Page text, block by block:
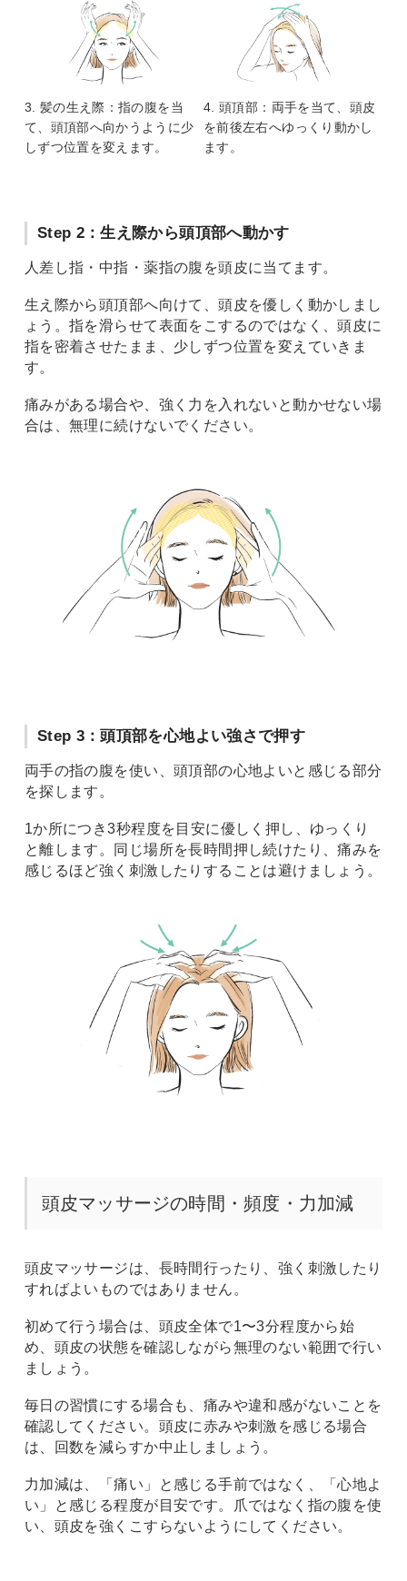
3. 髪の生え際：指の腹を当
て、頭頂部へ向かうように少
しずつ位置を変えます。
4. 頭頂部：両手を当て、頭皮
を前後左右へゆっくり動かし
ます。
Step 2：生え際から頭頂部へ動かす
人差し指・中指・薬指の腹を頭皮に当てます。
生え際から頭頂部へ向けて、頭皮を優しく動かしまし
ょう。指を滑らせて表面をこするのではなく、頭皮に
指を密着させたまま、少しずつ位置を変えていきま
す。
痛みがある場合や、強く力を入れないと動かせない場
合は、無理に続けないでください。
Step 3：頭頂部を心地よい強さで押す
両手の指の腹を使い、頭頂部の心地よいと感じる部分
を探します。
1か所につき3秒程度を目安に優しく押し、ゆっくり
と離します。同じ場所を長時間押し続けたり、痛みを
感じるほど強く刺激したりすることは避けましょう。
頭皮マッサージの時間・頻度・力加減
頭皮マッサージは、長時間行ったり、強く刺激したり
すればよいものではありません。
初めて行う場合は、頭皮全体で1〜3分程度から始
め、頭皮の状態を確認しながら無理のない範囲で行い
ましょう。
毎日の習慣にする場合も、痛みや違和感がないことを
確認してください。頭皮に赤みや刺激を感じる場合
は、回数を減らすか中止しましょう。
力加減は、「痛い」と感じる手前ではなく、「心地よ
い」と感じる程度が目安です。爪ではなく指の腹を使
い、頭皮を強くこすらないようにしてください。